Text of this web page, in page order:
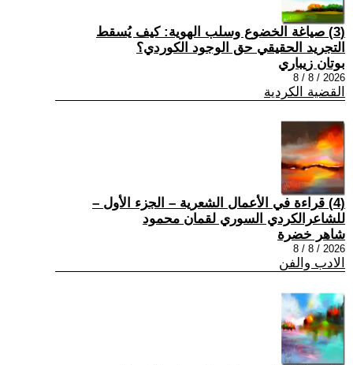
(3) صياغة الخضوع وسلب الهوية: كيف يُسقط
التجريد الحقيقي حق الوجود الكوردي؟
بوتان زيباري
2026 / 8 / 8
القضية الكردية
(4) قراءة في الأعمال الشعرية – الجزء الأول –
للشاعرالكردي السوري لقمان محمود
شاهر خضرة
2026 / 8 / 8
الادب والفن